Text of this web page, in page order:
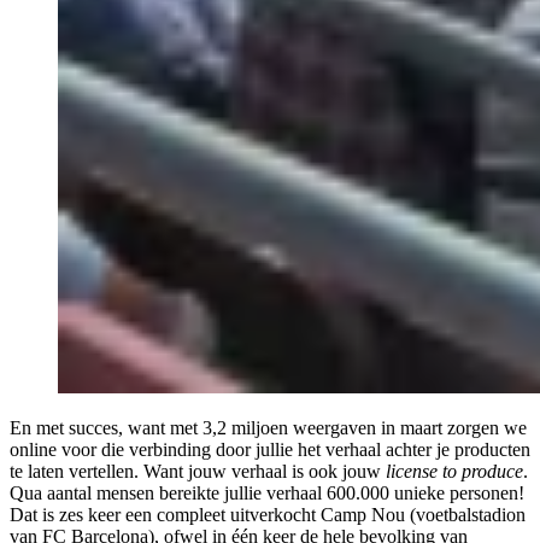
En met succes, want met 3,2 miljoen weergaven in maart zorgen we
online voor die verbinding door jullie het verhaal achter je producten
te laten vertellen. Want jouw verhaal is ook jouw license to produce.
Qua aantal mensen bereikte jullie verhaal 600.000 unieke personen!
Dat is zes keer een compleet uitverkocht Camp Nou (voetbalstadion
van FC Barcelona), ofwel in één keer de hele bevolking van